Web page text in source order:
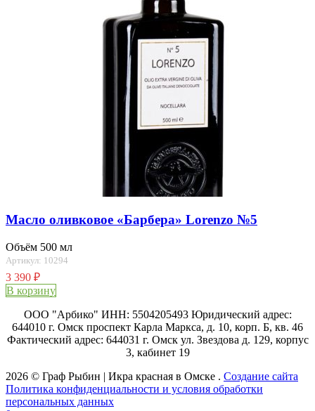
Масло оливковое «Барбера» Lorenzo №5
Объём 500 мл
Артикул: 10294
3 390 ₽
В корзину
ООО "Арбико" ИНН: 5504205493 Юридический адрес:
644010 г. Омск проспект Карла Маркса, д. 10, корп. Б, кв. 46
Фактический адрес: 644031 г. Омск ул. Звездова д. 129, корпус
3, кабинет 19
2026 © Граф Рыбин | Икра красная в Омске . Создание сайта
Политика конфиденциальности и условия обработки
персональных данных